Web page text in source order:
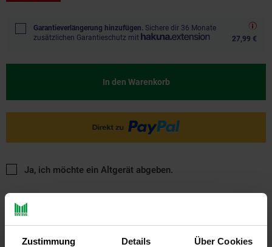
Zustimmung Details Über Cookies
Garantieverlängerung hinzufügen. Sichere dir 36 Monate
zusätzlichen Garantieschutz mit
27,99 €
In den Warenkorb
Ja, ich möchte ein Altgerät abgeben.